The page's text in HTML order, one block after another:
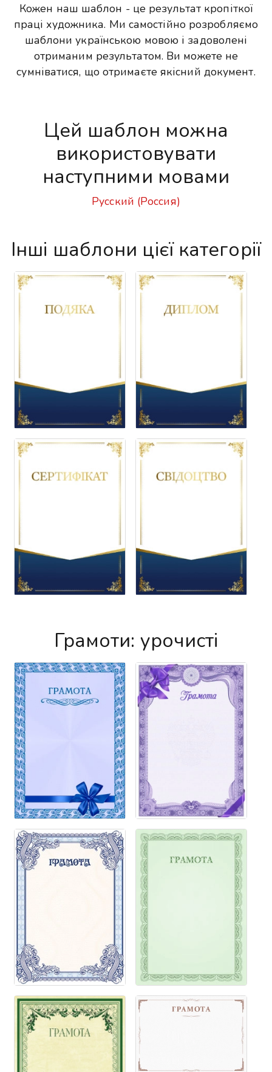
Кожен наш шаблон - це результат кропіткої
праці художника. Ми самостійно розробляємо
шаблони українською мовою і задоволені
отриманим результатом. Ви можете не
сумніватися, що отримаєте якісний документ.
Цей шаблон можна
використовувати
наступними мовами
Русский (Россия)
Інші шаблони цієї категорії
Грамоти: урочисті